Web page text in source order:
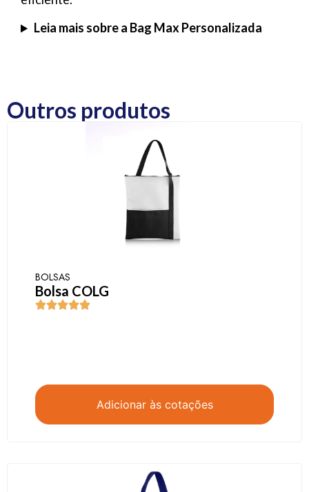
Leia mais sobre a Bag Max Personalizada
Outros produtos
BOLSAS
Bolsa COLG
Adicionar às cotações